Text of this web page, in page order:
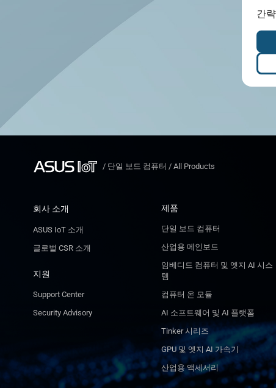
간
/ 단일 보드 컴퓨터 / All Products
회사 소개
ASUS IoT 소개
글로벌 CSR 소개
지원
Support Center
Security Advisory
제품
단일 보드 컴퓨터
산업용 메인보드
임베디드 컴퓨터 및 엣지 AI 시스
템
컴퓨터 온 모듈
AI 소프트웨어 및 AI 플랫폼
Tinker 시리즈
GPU 및 엣지 AI 가속기
산업용 액세서리